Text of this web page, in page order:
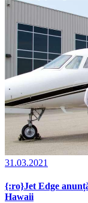
31.03.2021
{:ro}Jet Edge
Hawaii